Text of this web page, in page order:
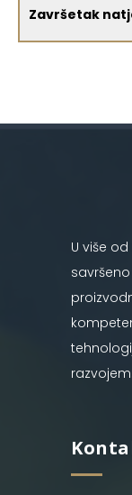
Završetak
U više
razvojem.